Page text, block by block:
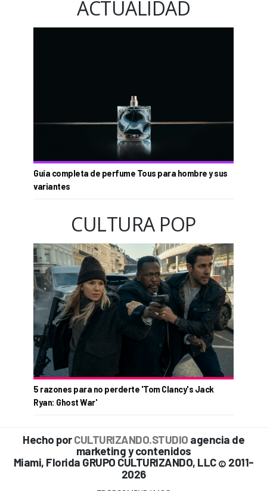
ACTUALIDAD
Guía completa de perfume Tous para hombre y sus
variantes
CULTURA POP
5 razones para no perderte 'Tom Clancy's Jack
Ryan: Ghost War'
Hecho porCULTURIZANDO.STUDIO agencia de
marketing y contenidos
Miami, Florida GRUPO CULTURIZANDO, LLC © 2011-
2026